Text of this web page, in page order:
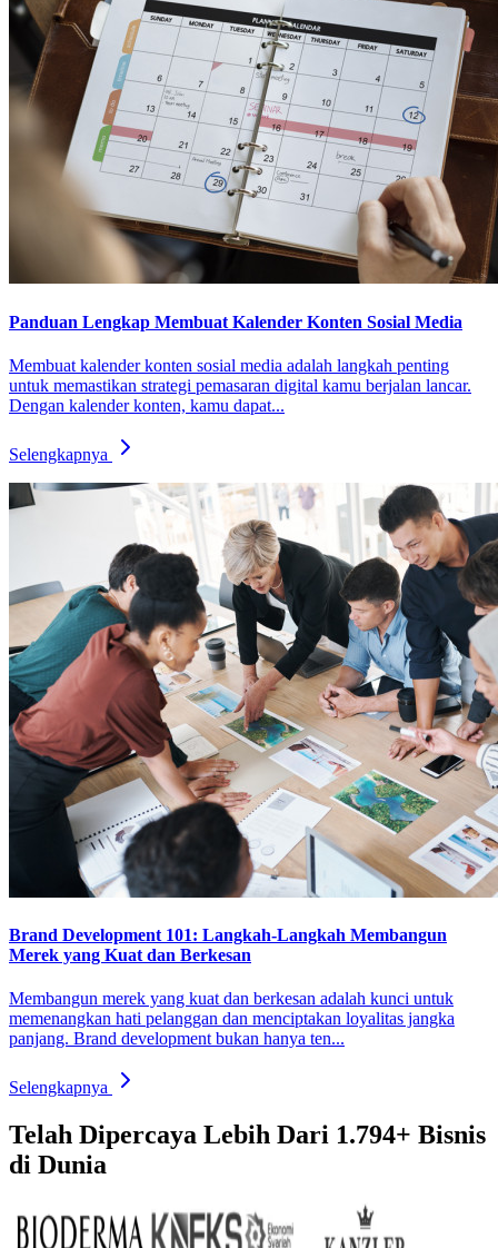
Panduan Lengkap Membuat Kalender Konten Sosial Media
Membuat kalender konten sosial media adalah langkah penting
untuk memastikan strategi pemasaran digital kamu berjalan lancar.
Dengan kalender konten, kamu dapat...
Selengkapnya
Brand Development 101: Langkah-Langkah Membangun
Merek yang Kuat dan Berkesan
Membangun merek yang kuat dan berkesan adalah kunci untuk
memenangkan hati pelanggan dan menciptakan loyalitas jangka
panjang. Brand development bukan hanya ten...
Selengkapnya
Telah Dipercaya Lebih Dari 1.794+ Bisnis
di Dunia